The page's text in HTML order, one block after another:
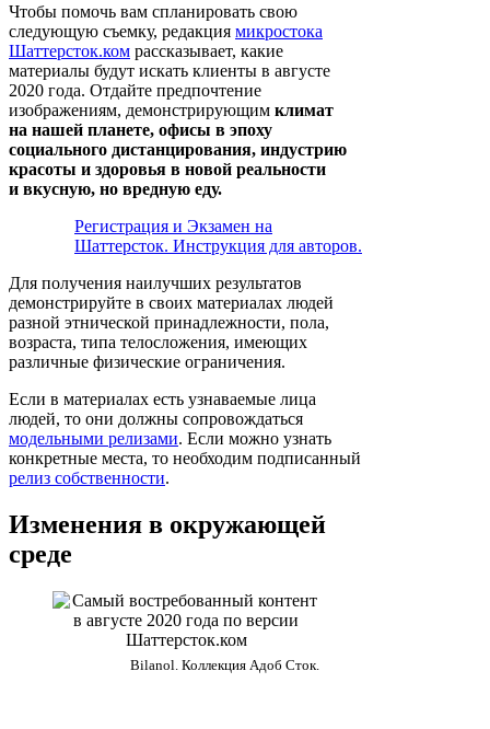
Чтобы помочь вам спланировать свою
следующую съемку, редакция микростока
Шаттерсток.ком рассказывает, какие
материалы будут искать клиенты в августе
2020 года. Отдайте предпочтение
изображениям, демонстрирующим климат
на нашей планете, офисы в эпоху
социального дистанцирования, индустрию
красоты и здоровья в новой реальности
и вкусную, но вредную еду.
Регистрация и Экзамен на
Шаттерсток. Инструкция для авторов.
Для получения наилучших результатов
демонстрируйте в своих материалах людей
разной этнической принадлежности, пола,
возраста, типа телосложения, имеющих
различные физические ограничения.
Если в материалах есть узнаваемые лица
людей, то они должны сопровождаться
модельными релизами. Если можно узнать
конкретные места, то необходим подписанный
релиз собственности.
Изменения в окружающей
среде
Bilanol. Коллекция Адоб Сток.